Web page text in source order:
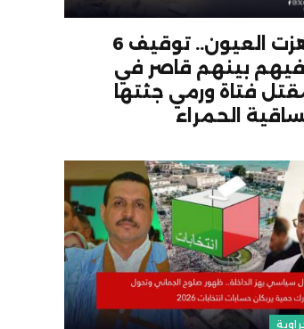
جريمة هزت العيون.. توقيف 6
بينهم قاصر في
فتاة ورمي جثتها
الحمراء